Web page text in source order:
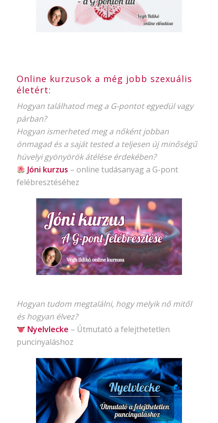
Online kurzusok a még jobb szexuális
életért:
Hogyan találhatod meg a G-pontot egyedül vagy
párban?
Hogyan ismerheted meg a nőként jobban
önmagad és a saját tested a teljesen új minőségű
hüvelyi gyönyörök átélése érdekében?
Jóni kurzus – online tudásanyag a G-pont
felébresztéséhez
Hogyan tudom megtalálni, hogy melyik nő mitől
és hogyan élvez?
Nyelvlecke – Útmutató a felejthetetlen
puncinyaláshoz